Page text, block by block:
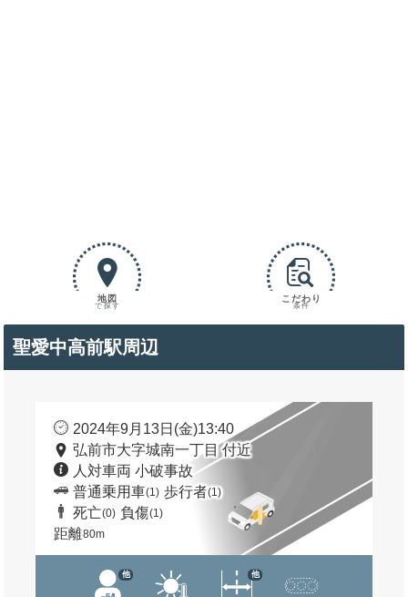
地図
で探す
こだわり
条件
聖愛中高前駅周辺
2024年9月13日(金)13:40
弘前市大字城南一丁目 付近
人対車両 小破事故
普通乗用車(1) 歩行者(1)
死亡(0) 負傷(1)
距離80m
他 他